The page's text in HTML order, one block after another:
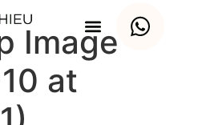
Image
at